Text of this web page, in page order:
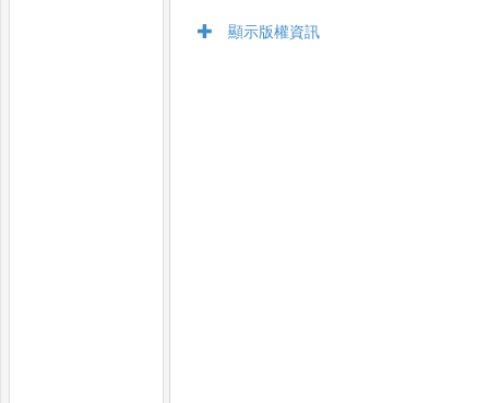
顯示版權資訊